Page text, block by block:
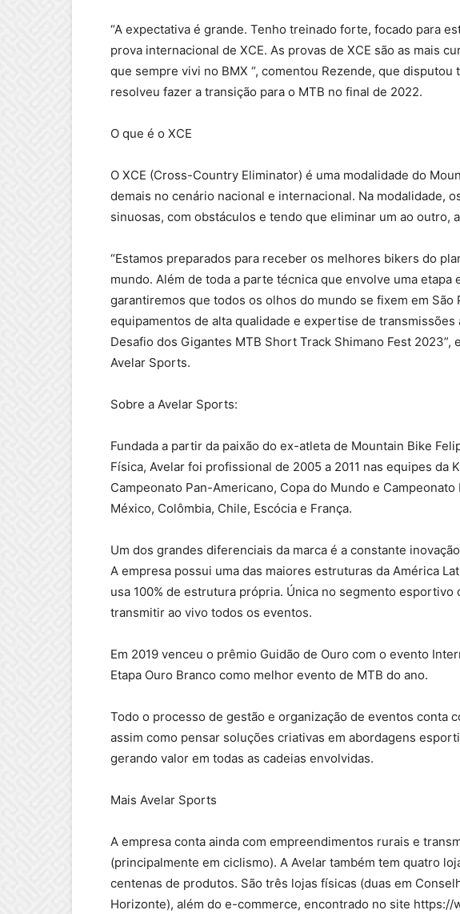
“A expectativa é grande. Tenho treinado forte, focado para
prova internacional de XCE. As provas de XCE são as mais
que sempre vivi no BMX “, comentou Rezende, que disputou
resolveu fazer a transição para o MTB no final de 2022.
O que é o XCE
O XCE (Cross-Country Eliminator) é uma modalidade do
demais no cenário nacional e internacional. Na modalidade,
sinuosas, com obstáculos e tendo que eliminar um ao outro,
“Estamos preparados para receber os melhores bikers do
mundo. Além de toda a parte técnica que envolve uma etapa
garantiremos que todos os olhos do mundo se fixem em São
equipamentos de alta qualidade e expertise de transmissões
Desafio dos Gigantes MTB Short Track Shimano Fest 2023”,
Avelar Sports.
Sobre a Avelar Sports:
Fundada a partir da paixão do ex-atleta de Mountain Bike
Física, Avelar foi profissional de 2005 a 2011 nas equipes da
Campeonato Pan-Americano, Copa do Mundo e
México, Colômbia, Chile, Escócia e França.
Um dos grandes diferenciais da marca é a constante
A empresa possui uma das maiores estruturas da América
usa 100% de estrutura própria. Única no segmento esportivo
transmitir ao vivo todos os eventos.
Em 2019 venceu o prêmio Guidão de Ouro com o evento
Etapa Ouro Branco como melhor evento de MTB do ano.
Todo o processo de gestão e organização de eventos conta
assim como pensar soluções criativas em abordagens
gerando valor em todas as cadeias envolvidas.
Mais Avelar Sports
A empresa conta ainda com empreendimentos rurais e
(principalmente em ciclismo). A Avelar também tem quatro
centenas de produtos. São três lojas físicas (duas em
Horizonte), além do e-commerce, encontrado no site https://